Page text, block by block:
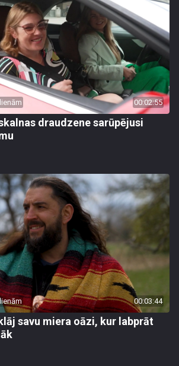
00:02:55
draudzene sarūpējusi
00:03:44
savu miera oāzi, kur labprāt